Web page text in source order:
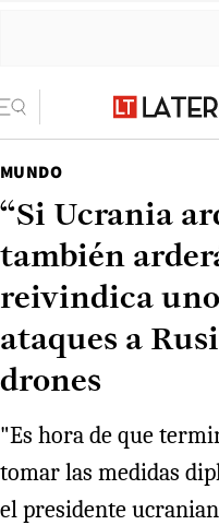
MUNDO
“Si Ucrania
también
reivindica uno
ataques a
drones
"Es hora de que
tomar las medidas
el presidente